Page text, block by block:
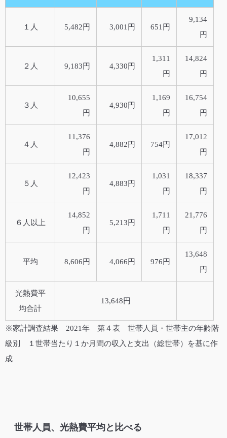
１人 5,482円 3,001円 651円
9,134
円
２人 9,183円 4,330円
1,311
円
14,824
円
３人
10,655
円
4,930円
1,169
円
16,754
円
４人
11,376
円
4,882円 754円
17,012
円
５人
12,423
円
4,883円
1,031
円
18,337
円
６人以上
14,852
円
5,213円
1,711
円
21,776
円
平均 8,606円 4,066円 976円
13,648
円
光熱費平
均合計
13,648円
※家計調査結果 2021年 第４表 世帯人員・世帯主の年齢階
級別 １世帯当たり１か月間の収入と支出（総世帯）を基に作
成
世帯人員、光熱費平均と比べる